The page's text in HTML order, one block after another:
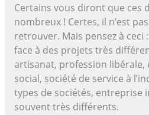
Certains vous diront que ces
nombreux ! Certes, il n’est
retrouver. Mais pensez à ceci
face à des projets très
artisanat, profession libérale,
social, société de service à
types de sociétés, entreprise
souvent très différents.